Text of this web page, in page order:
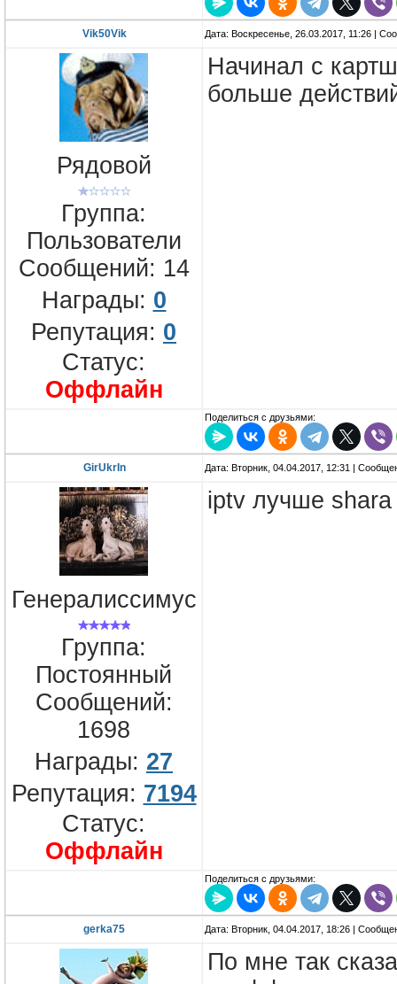
Vik50Vik Дата: Воскресенье, 26.03.2017, 11:26 |
Рядовой
Группа:
Пользователи
Сообщений: 14
Награды: 0
Репутация: 0
Статус:
Оффлайн
Начинал с
больше
Поделиться с друзьями:
GirUkrIn Дата: Вторник, 04.04.2017, 12:31 |
Генералиссимус
Группа:
Постоянный
Сообщений:
1698
Награды: 27
Репутация: 7194
Статус:
Оффлайн
iptv лучше shara
Поделиться с друзьями:
gerka75 Дата: Вторник, 04.04.2017, 18:26 |
По мне так